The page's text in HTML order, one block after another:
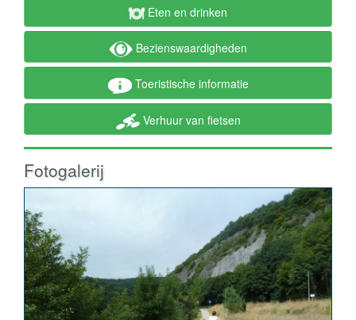
Eten en drinken
Bezienswaardigheden
Toeristische informatie
Verhuur van fietsen
Fotogalerij